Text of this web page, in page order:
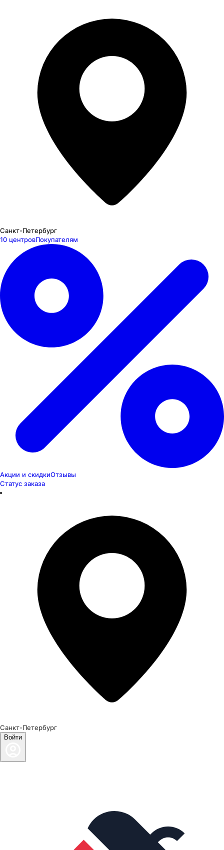
Санкт-Петербург
10 центровПокупателям
Акции и скидкиОтзывы
Статус заказа
Санкт-Петербург
Войти